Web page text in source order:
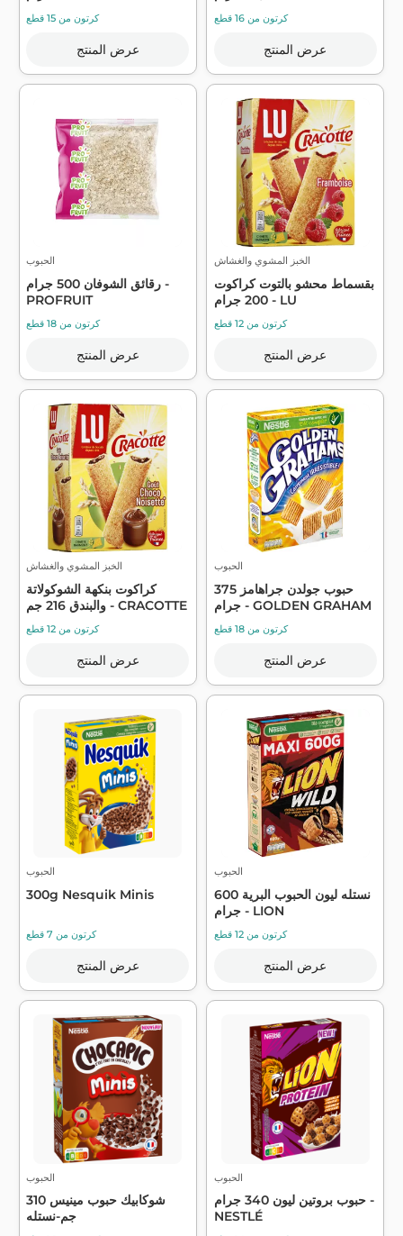
كرتون من 15 قطع
عرض المنتج
كرتون من 16 قطع
عرض المنتج
الحبوب
رقائق الشوفان 500 جرام -
PROFRUIT
كرتون من 18 قطع
عرض المنتج
الخبز المشوي والغشاش
بقسماط محشو بالتوت كراكوت
200 جرام - LU
كرتون من 12 قطع
عرض المنتج
الخبز المشوي والغشاش
كراكوت بنكهة الشوكولاتة
والبندق 216 جم - CRACOTTE
كرتون من 12 قطع
عرض المنتج
الحبوب
حبوب جولدن جراهامز 375
جرام - GOLDEN GRAHAM
كرتون من 18 قطع
عرض المنتج
الحبوب
300g Nesquik Minis
كرتون من 7 قطع
عرض المنتج
الحبوب
نستله ليون الحبوب البرية 600
جرام - LION
كرتون من 12 قطع
عرض المنتج
الحبوب
شوكابيك حبوب مينيس 310
جم-نستله
الحبوب
حبوب بروتين ليون 340 جرام -
NESTLÉ